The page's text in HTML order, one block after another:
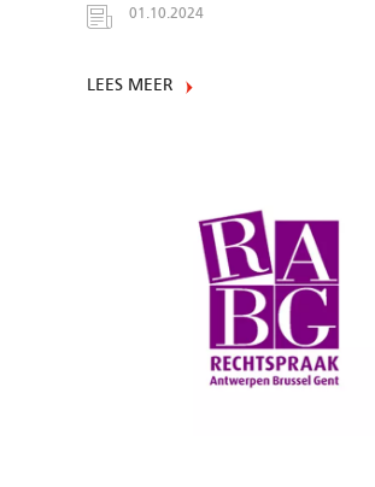
01.10.2024
LEES MEER